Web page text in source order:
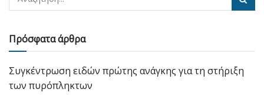
Πρόσφατα άρθρα
Συγκέντρωση ειδών πρώτης ανάγκης για τη στήριξη
των πυρόπληκτων